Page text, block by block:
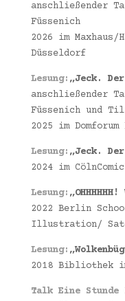
anschließender
Füssenich
2026 im Maxhaus/
Düsseldorf
Lesung: „Jeck. Der
anschließender
Füssenich und
2025 im Domforum
Lesung: „Jeck. Der
2024 im
Lesung:
2022 Berlin
Illustration/
Lesung:
2018 Bibliothek
Talk Eine Stunde